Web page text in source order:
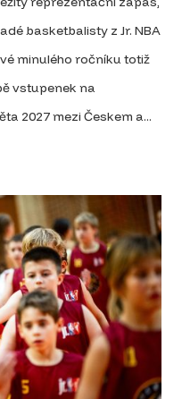
basketbalisty z Jr. NBA
minulého ročníku totiž
vstupenek na
2027 mezi Českem a...